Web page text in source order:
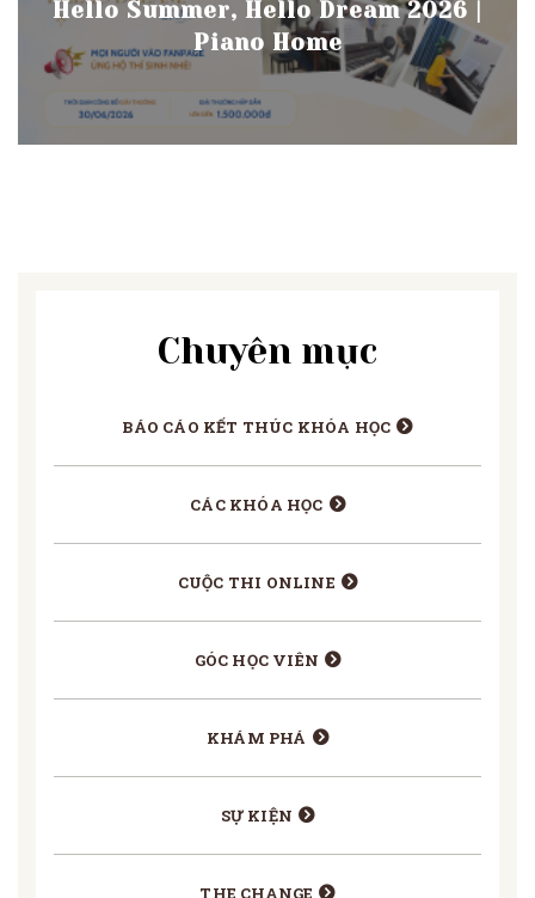
Hello Summer, Hello Dream 2026 |
Piano Home
Chuyên mục
BÁO CÁO KẾT THÚC KHÓA HỌC
CÁC KHÓA HỌC
CUỘC THI ONLINE
GÓC HỌC VIÊN
KHÁM PHÁ
SỰ KIỆN
THE CHANGE